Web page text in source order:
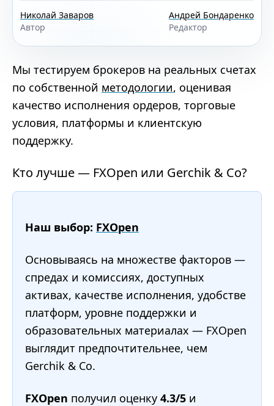
Николай Заваров
Автор
Андрей Бондаренко
Редактор
Мы тестируем брокеров на реальных счетах
по собственной методологии, оценивая
качество исполнения ордеров, торговые
условия, платформы и клиентскую
поддержку.
Кто лучше — FXOpen или Gerchik & Co?
Наш выбор: FXOpen
Основываясь на множестве факторов —
спредах и комиссиях, доступных
активах, качестве исполнения, удобстве
платформ, уровне поддержки и
образовательных материалах — FXOpen
выглядит предпочтительнее, чем
Gerchik & Co.
FXOpen получил оценку 4.3/5 и